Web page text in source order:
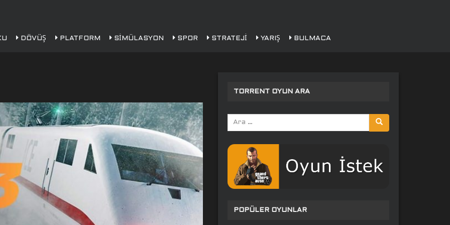
DÖVÜŞ PLATFORM SIMÜLASYON SPOR STRATEJI YARIŞ BULMACA
TORRENT OYUN ARA
Arama
yap:
POPÜLER OYUNLAR